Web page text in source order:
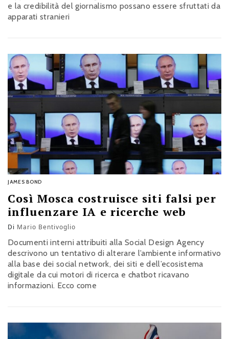
e la credibilità del giornalismo possano essere sfruttati da
apparati stranieri
JAMES BOND
Così Mosca costruisce siti falsi per
influenzare IA e ricerche web
Di Mario Bentivoglio
Documenti interni attribuiti alla Social Design Agency
descrivono un tentativo di alterare l’ambiente informativo
alla base dei social network, dei siti e dell’ecosistema
digitale da cui motori di ricerca e chatbot ricavano
informazioni. Ecco come